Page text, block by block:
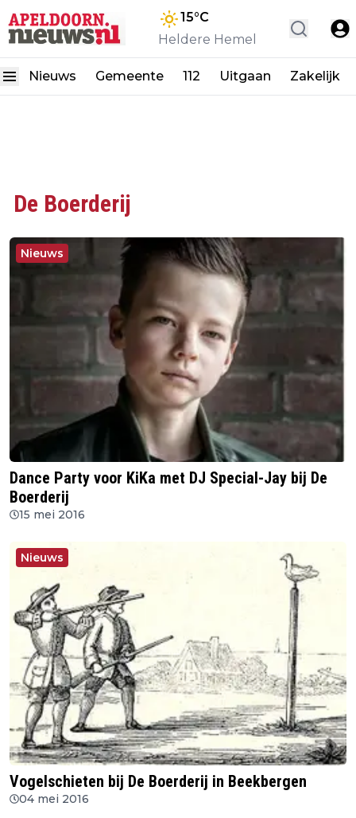
15°C
Heldere Hemel
Nieuws Gemeente 112 Uitgaan Zakelijk
De Boerderij
Nieuws
Dance Party voor KiKa met DJ Special-Jay bij De
Boerderij
15 mei 2016
Nieuws
Vogelschieten bij De Boerderij in Beekbergen
04 mei 2016